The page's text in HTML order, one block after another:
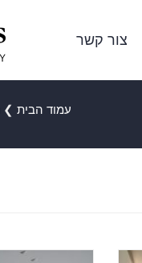
צור קשר
עמוד הבית ❯